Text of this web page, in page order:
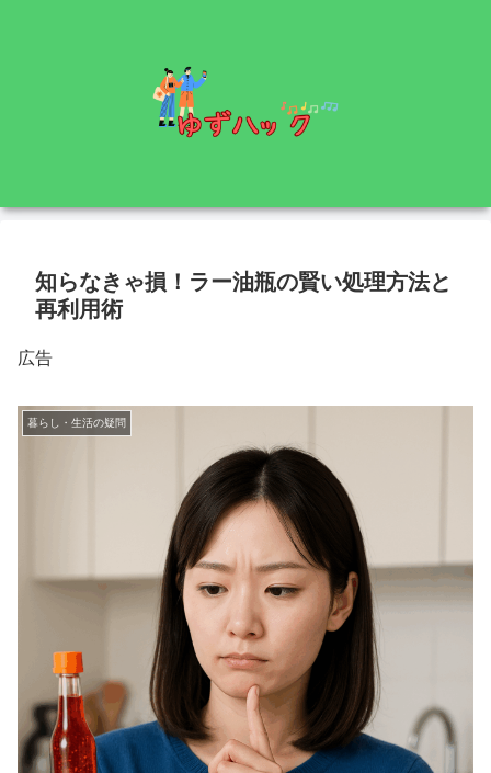
知らなきゃ損！ラー油瓶の賢い処理方法と
再利用術
広告
暮らし・生活の疑問